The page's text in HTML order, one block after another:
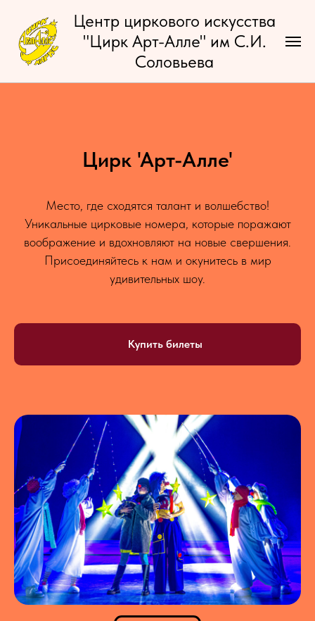
Центр циркового искусства
"Цирк Арт-Алле" им С.И.
Соловьева
Цирк 'Арт-Алле'
Место, где сходятся талант и волшебство!
Уникальные цирковые номера, которые поражают
воображение и вдохновляют на новые свершения.
Присоединяйтесь к нам и окунитесь в мир
удивительных шоу.
Купить билеты